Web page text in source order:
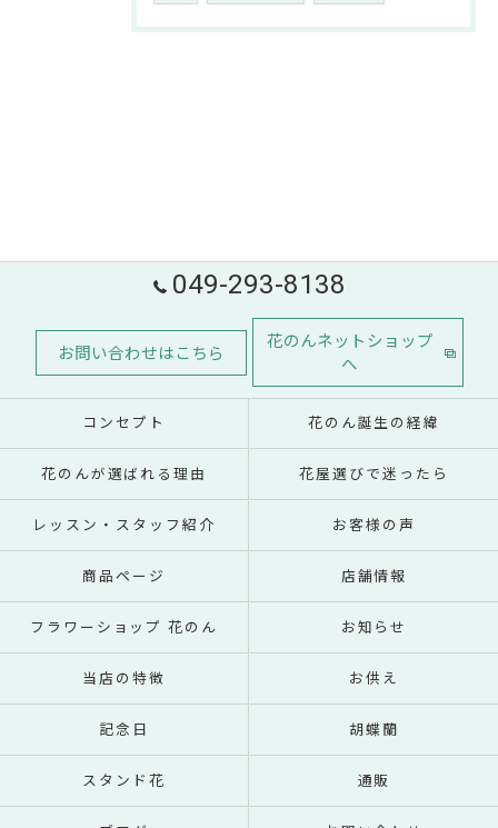
049-293-8138
お問い合わせはこちら
花のんネットショップ
へ
コンセプト 花のん誕生の経緯
花のんが選ばれる理由 花屋選びで迷ったら
レッスン・スタッフ紹介 お客様の声
商品ページ 店舗情報
フラワーショップ 花のん お知らせ
当店の特徴 お供え
記念日 胡蝶蘭
スタンド花 通販